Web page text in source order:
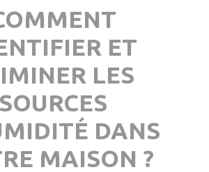
ET
LES
SOURCES
DANS
MAISON ?